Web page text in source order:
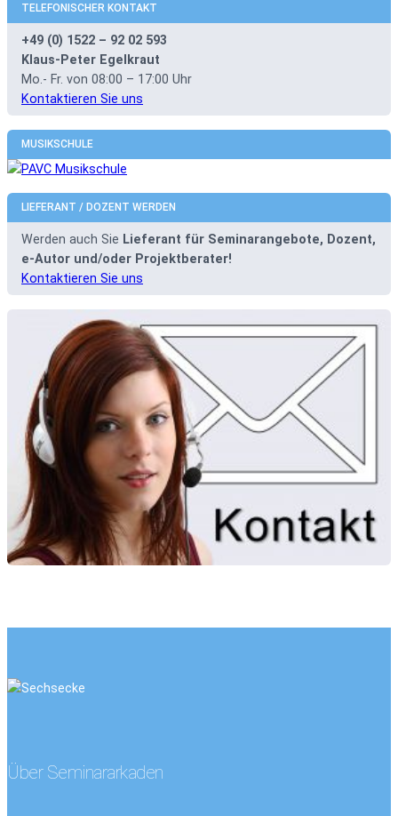
TELEFONISCHER KONTAKT
+49 (0) 1522 – 92 02 593
Klaus-Peter Egelkraut
Mo.- Fr. von 08:00 – 17:00 Uhr
Kontaktieren Sie uns
MUSIKSCHULE
LIEFERANT / DOZENT WERDEN
Werden auch Sie Lieferant für Seminarangebote, Dozent,
e-Autor und/oder Projektberater!
Kontaktieren Sie uns
Über Seminararkaden